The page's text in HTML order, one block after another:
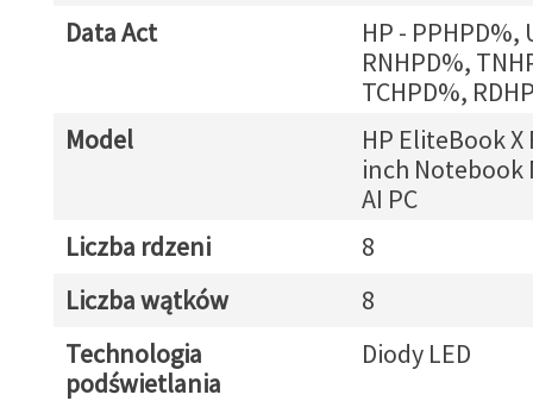
Data Act
HP - PPHPD%,
RNHPD%,
TCHPD%,
Model
HP EliteBook X
inch Notebook
AI PC
Liczba rdzeni
8
Liczba wątków
8
Technologia
podświetlania
Diody LED